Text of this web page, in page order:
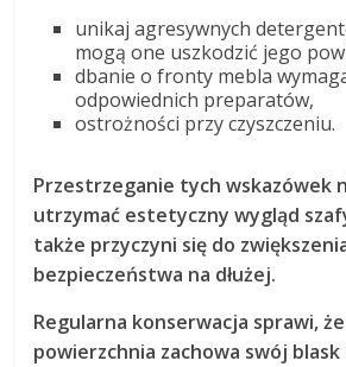
unikaj agresywnych
mogą one uszkodzić jego
dbanie o fronty mebla
odpowiednich preparatów,
ostrożności przy czyszczeniu.
Przestrzeganie tych wskazówek
utrzymać estetyczny wygląd
także przyczyni się do
bezpieczeństwa na dłużej.
Regularna konserwacja sprawi,
powierzchnia zachowa swój